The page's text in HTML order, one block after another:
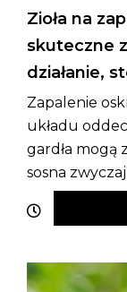
Zioła na
skuteczne
działanie,
Zapalenie
układu
gardła mogą
sosna